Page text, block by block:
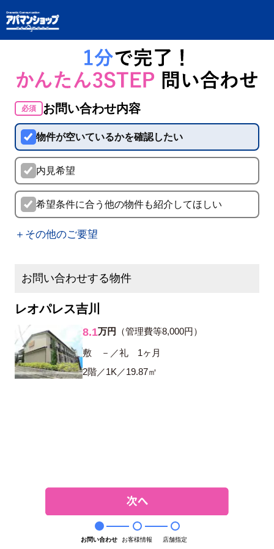
必須 お問い合わせ内容
物件が空いているかを確認したい
内見希望
希望条件に合う他の物件も紹介してほしい
＋その他のご要望
お問い合わせする物件
レオパレス吉川
8.1万円 （管理費等8,000円）
敷 －／礼 1ヶ月
2階／1K／19.87㎡
お問い合わせ お客様情報 店舗指定